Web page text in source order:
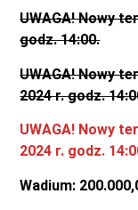
UWAGA! Nowy
godz. 14:00.
UWAGA! Nowy
2024 r. godz.
UWAGA! Nowy
2024 r. godz.
Wadium: